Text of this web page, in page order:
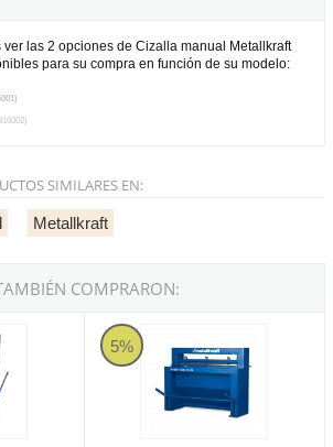
las 2 opciones de Cizalla manual Metallkraft
para su compra en función de su modelo:
SIMILARES EN:
Metallkraft
COMPRARON:
TBS 1051-20
5%
Cizalla manual Metallkraft FTBS